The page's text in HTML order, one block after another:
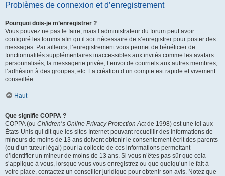
Problèmes de connexion et d’enregistrement
Pourquoi dois-je m’enregistrer ?
Vous pouvez ne pas le faire, mais l’administrateur du forum peut avoir
configuré les forums afin qu’il soit nécessaire de s’enregistrer pour poster des
messages. Par ailleurs, l’enregistrement vous permet de bénéficier de
fonctionnalités supplémentaires inaccessibles aux invités comme les avatars
personnalisés, la messagerie privée, l’envoi de courriels aux autres membres,
l’adhésion à des groupes, etc. La création d’un compte est rapide et vivement
conseillée.
Haut
Que signifie COPPA ?
COPPA (ou Children’s Online Privacy Protection Actde 1998) est une loi aux
États-Unis qui dit que les sites Internet pouvant recueillir des informations de
mineurs de moins de 13 ans doivent obtenir le consentement écrit des parents
(ou d’un tuteur légal) pour la collecte de ces informations permettant
d’identifier un mineur de moins de 13 ans. Si vous n’êtes pas sûr que cela
s’applique à vous, lorsque vous vous enregistrez ou que quelqu’un le fait à
votre place, contactez un conseiller juridique pour obtenir son avis. Notez que